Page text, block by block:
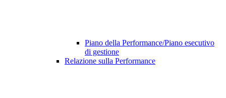
Piano della Performance/Piano esecutivo
di gestione
Relazione sulla Performance